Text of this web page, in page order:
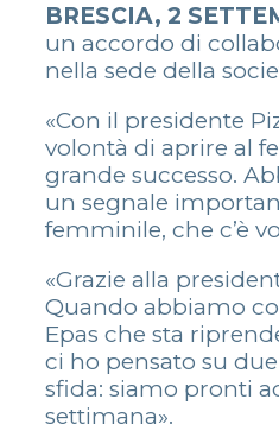
BRESCIA, 2
un accordo di
nella sede della
«Con il presidente
volontà di aprire al
grande successo.
un segnale
femminile, che c’è
«Grazie alla
Quando abbiamo
Epas che sta
ci ho pensato su
sfida: siamo pronti
settimana».